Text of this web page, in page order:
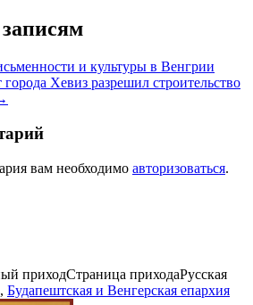
и культуры в Венгрии
Хевиз разрешил строительство
вам необходимо авторизоваться.
приходСтраница приходаРусская
Будапештская и Венгерская епархия